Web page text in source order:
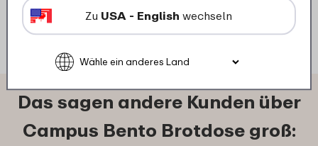
Details Bestellen
Das sagen andere Kunden über
Campus Bento Brotdose groß:
Zu USA - English wechseln